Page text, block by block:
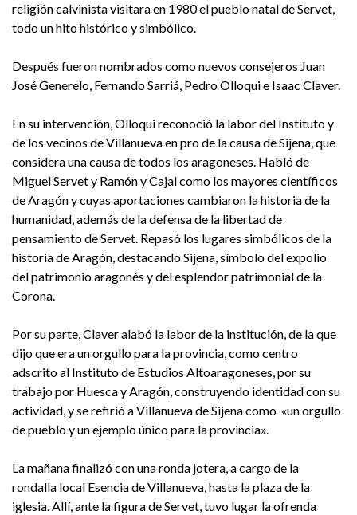
religión calvinista visitara en 1980 el pueblo natal de Servet,
todo un hito histórico y simbólico.
Después fueron nombrados como nuevos consejeros Juan
José Generelo, Fernando Sarriá, Pedro Olloqui e Isaac Claver.
En su intervención, Olloqui reconoció la labor del Instituto y
de los vecinos de Villanueva en pro de la causa de Sijena, que
considera una causa de todos los aragoneses. Habló de
Miguel Servet y Ramón y Cajal como los mayores científicos
de Aragón y cuyas aportaciones cambiaron la historia de la
humanidad, además de la defensa de la libertad de
pensamiento de Servet. Repasó los lugares simbólicos de la
historia de Aragón, destacando Sijena, símbolo del expolio
del patrimonio aragonés y del esplendor patrimonial de la
Corona.
Por su parte, Claver alabó la labor de la institución, de la que
dijo que era un orgullo para la provincia, como centro
adscrito al Instituto de Estudios Altoaragoneses, por su
trabajo por Huesca y Aragón, construyendo identidad con su
actividad, y se refirió a Villanueva de Sijena como «un orgullo
de pueblo y un ejemplo único para la provincia».
La mañana finalizó con una ronda jotera, a cargo de la
rondalla local Esencia de Villanueva, hasta la plaza de la
iglesia. Allí, ante la figura de Servet, tuvo lugar la ofrenda